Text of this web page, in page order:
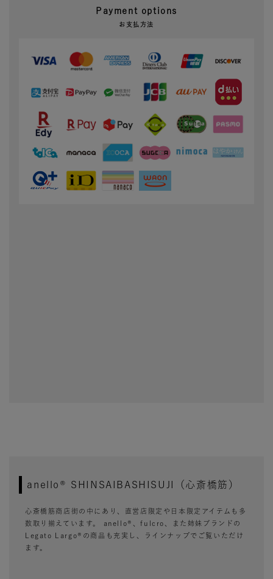
Payment options
お支払方法
anello® SHINSAIBASHISUJI（心斎橋筋）
心斎橋筋商店街の中にあり、直営店限定や日本限定アイテムも多
数取り揃えています。 anello®、fulcro、また姉妹ブランドの
Legato Largo®の商品も充実し、ラインナップでご覧いただけ
ます。